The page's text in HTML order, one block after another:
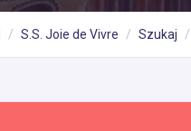
S.S. Joie de Vivre Szukaj